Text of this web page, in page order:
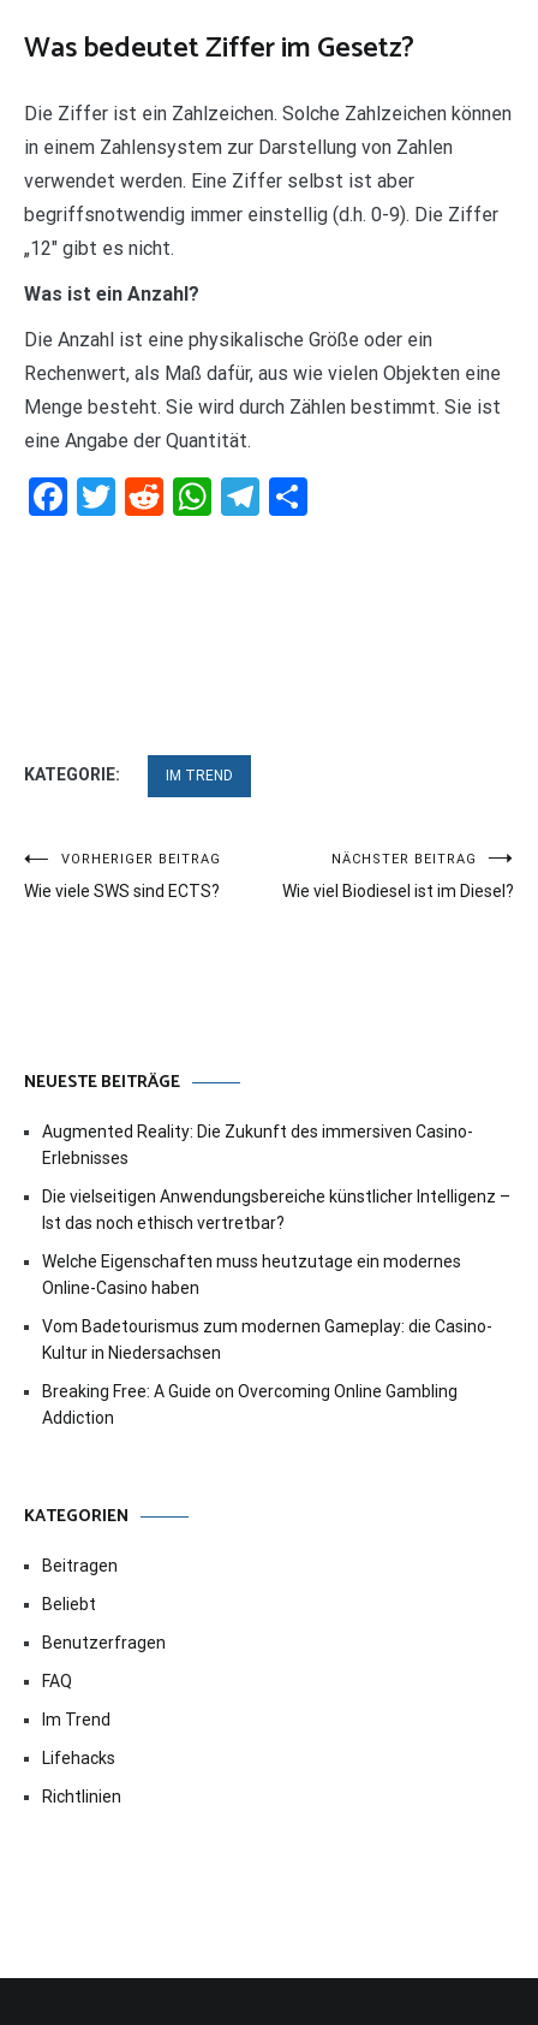
Was bedeutet Ziffer im Gesetz?
Die Ziffer ist ein Zahlzeichen. Solche Zahlzeichen können
in einem Zahlensystem zur Darstellung von Zahlen
verwendet werden. Eine Ziffer selbst ist aber
begriffsnotwendig immer einstellig (d.h. 0-9). Die Ziffer
„12″ gibt es nicht.
Was ist ein Anzahl?
Die Anzahl ist eine physikalische Größe oder ein
Rechenwert, als Maß dafür, aus wie vielen Objekten eine
Menge besteht. Sie wird durch Zählen bestimmt. Sie ist
eine Angabe der Quantität.
Facebook
Twitter
RedditWhatsApp
Telegram
KATEGORIE: IM TREND
Beitragsnavigation
VORHERIGER BEITRAG
Wie viele SWS sind ECTS?
NÄCHSTER BEITRAG
Wie viel Biodiesel ist im Diesel?
NEUESTE BEITRÄGE
Augmented Reality: Die Zukunft des immersiven Casino-
Erlebnisses
Die vielseitigen Anwendungsbereiche künstlicher Intelligenz –
Ist das noch ethisch vertretbar?
Welche Eigenschaften muss heutzutage ein modernes
Online-Casino haben
Vom Badetourismus zum modernen Gameplay: die Casino-
Kultur in Niedersachsen
Breaking Free: A Guide on Overcoming Online Gambling
Addiction
KATEGORIEN
Beitragen
Beliebt
Benutzerfragen
FAQ
Im Trend
Lifehacks
Richtlinien